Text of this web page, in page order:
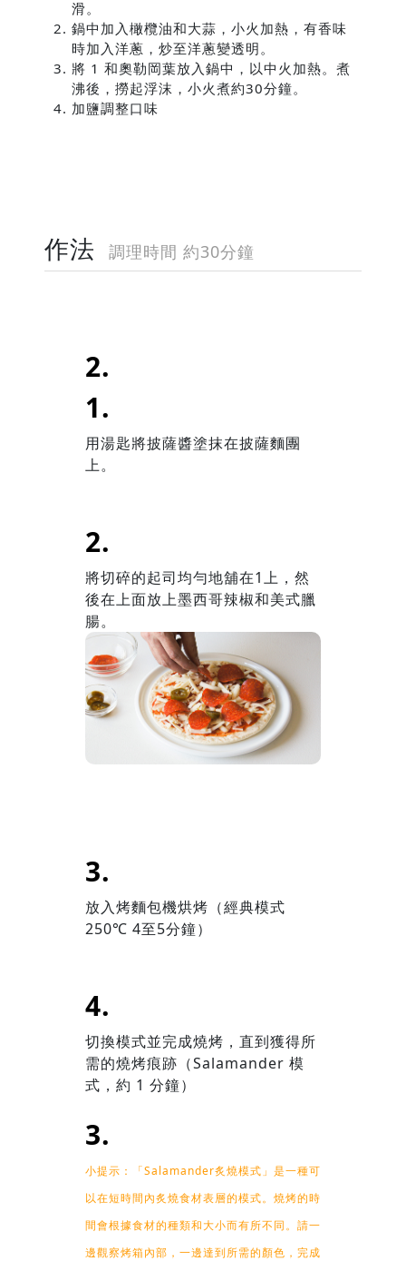
滑。
鍋中加入橄欖油和大蒜，小火加熱，有香味
時加入洋蔥，炒至洋蔥變透明。
將 1和奧勒岡葉放入鍋中，以中火加熱。煮
沸後，撈起浮沫，小火煮約30分鐘。
加鹽調整口味
作法 調理時間 約30分鐘
用湯匙將披薩醬塗抹在披薩麵團
上。
將切碎的起司均勻地舖在1上，然
後在上面放上墨西哥辣椒和美式臘
腸。
放入烤麵包機烘烤（經典模式
250℃ 4至5分鐘）
切換模式並完成燒烤，直到獲得所
需的燒烤痕跡（Salamander 模
式，約 1 分鐘）
小提示：「Salamander炙燒模式」是一種可
以在短時間內炙燒食材表層的模式。燒烤的時
間會根據食材的種類和大小而有所不同。請一
邊觀察烤箱內部，一邊達到所需的顏色，完成